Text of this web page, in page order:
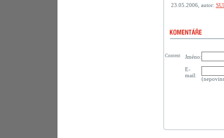
23.05.2006, autor:
Jméno:
E-
mail:
Content